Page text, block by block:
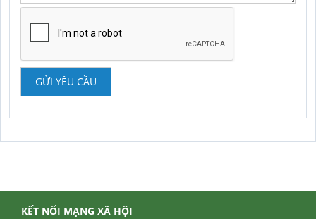
GỬI YÊU CẦU
KẾT NỐI MẠNG XÃ HỘI